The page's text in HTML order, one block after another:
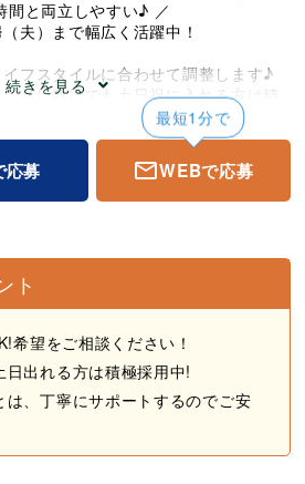
続きを見る
間と両立しやすい♪ ／
夫）まで幅広く活躍中！
フスタイルに合わせて調整します♪
月に数日でも土日祝に入れる方は積
場所が中心で、
ける環境です♪
学の希望も受付しています！
りたい」と再入社するスタッフも多
(10代～50代)・男女問わず活躍して
応募
最短1分で
WEBで応募
ト
望をご相談ください！
出れる方は積極採用中!
、丁寧にサポートするのでご安